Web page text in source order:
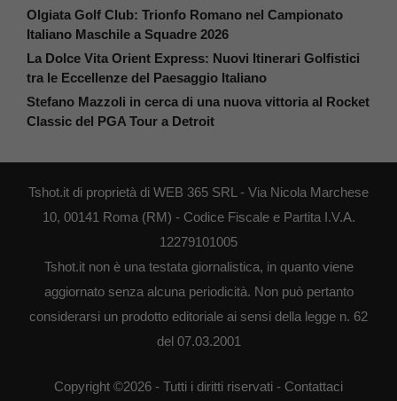
Olgiata Golf Club: Trionfo Romano nel Campionato
Italiano Maschile a Squadre 2026
La Dolce Vita Orient Express: Nuovi Itinerari Golfistici
tra le Eccellenze del Paesaggio Italiano
Stefano Mazzoli in cerca di una nuova vittoria al Rocket
Classic del PGA Tour a Detroit
Tshot.it di proprietà di WEB 365 SRL - Via Nicola Marchese
10, 00141 Roma (RM) - Codice Fiscale e Partita I.V.A.
12279101005
Tshot.it non è una testata giornalistica, in quanto viene
aggiornato senza alcuna periodicità. Non può pertanto
considerarsi un prodotto editoriale ai sensi della legge n. 62
del 07.03.2001
Copyright ©2026 - Tutti i diritti riservati - Contattaci